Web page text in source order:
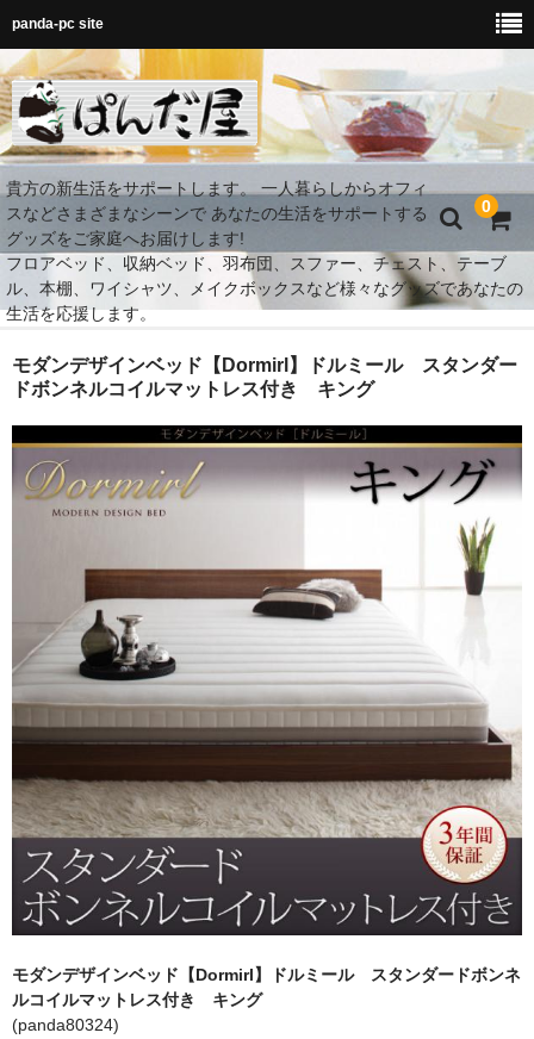
panda-pc site
0
貴方の新生活をサポートします。 一人暮らしからオフィ
スなどさまざまなシーンで あなたの生活をサポートする
グッズをご家庭へお届けします!
フロアベッド、収納ベッド、羽布団、スファー、チェスト、テーブ
ル、本棚、ワイシャツ、メイクボックスなど様々なグッズであなたの
生活を応援します。
MY Room 快適空間
ベッド
MY Room 快適収納
TV台・リビングボード
シェルフ・ラック
チェスト・キャビネット
お勧め商品
商品一覧
ご利用ガイド
モダンデザインベッド【Dormirl】ドルミール スタンダー
ドボンネルコイルマットレス付き キング
モダンデザインベッド【Dormirl】ドルミール スタンダードボンネ
ルコイルマットレス付き キング
(panda80324)